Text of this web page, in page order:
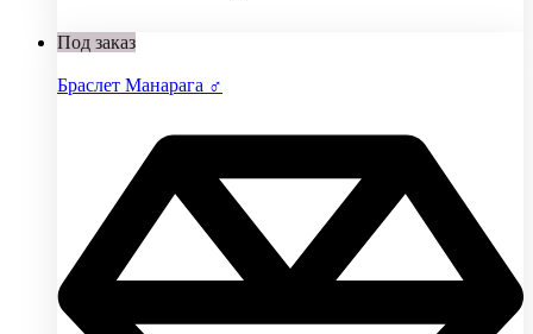
Под заказ
Браслет Манарага ♂